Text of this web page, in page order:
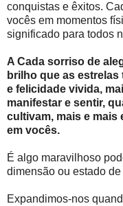
conquistas e êxitos.
vocês em momentos
significado para todos
A Cada sorriso de
brilho que as
e felicidade vivida,
manifestar e sentir,
cultivam, mais e mais
em vocês.
É algo maravilhoso
dimensão ou estado
Expandimos-nos